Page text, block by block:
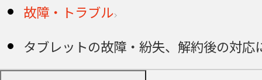
故障・トラブル
タブレットの故障・紛失、解約後の対応